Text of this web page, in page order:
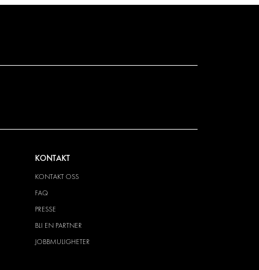
KONTAKT
KONTAKT OSS
FAQ
PRESSE
BLI EN PARTNER
JOBBMULIGHETER